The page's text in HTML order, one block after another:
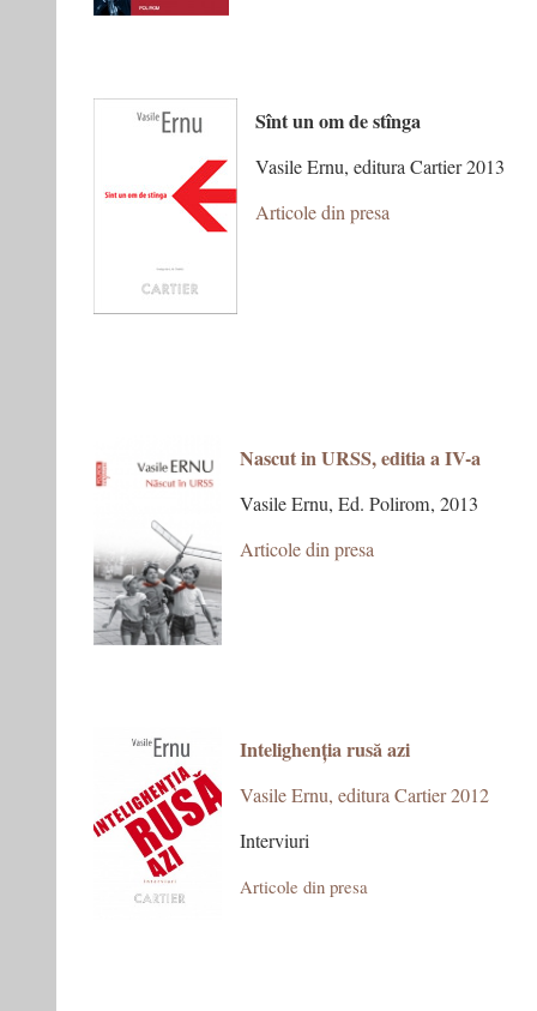
Sînt un om de stînga
Vasile Ernu, editura Cartier 2013
Articole din presa
Nascut in URSS, editia a IV-a
Vasile Ernu, Ed. Polirom, 2013
Articole din presa
Intelighenția rusă azi
Vasile Ernu, editura Cartier 2012
Interviuri
Articole din presa